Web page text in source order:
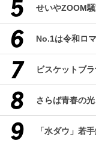
せいやZOOM
No.1は令和ロマ
ビスケットブ
さらば青春の
「水ダウ」若